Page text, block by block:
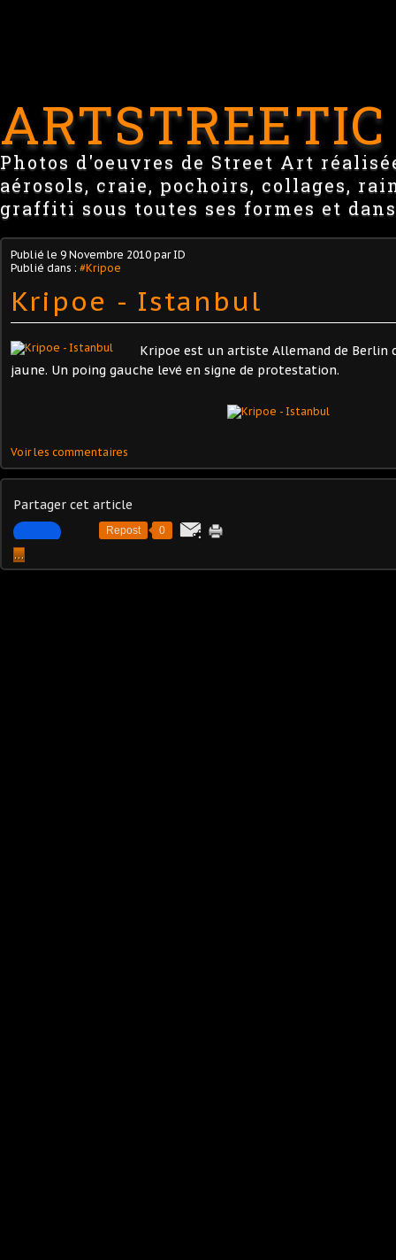
ARTSTREETIC
Photos d'oeuvres de Street Art
aérosols, craie, pochoirs, collages,
graffiti sous toutes ses formes et
Publié le 9 Novembre 2010 par ID
Publié dans : #Kripoe
Kripoe - Istanbul
Kripoe est un artiste Allemand de Berlin
jaune. Un poing gauche levé en signe de protestation.
Voir les commentaires
Partager cet article
Repost 0
…